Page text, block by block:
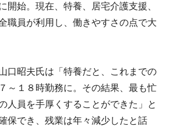
開始。現在、特養、居宅介護支援、
職員が利用し、働きやすさの点で大
口昭夫氏は「特養だと、これまでの
～１８時勤務に。その結果、最も忙
人員を手厚くすることができた」と
保でき、残業は年々減少したと話